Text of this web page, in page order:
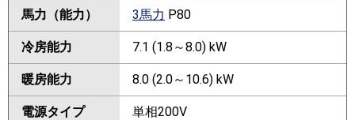
馬力（能力） 3馬力 P80
冷房能力 7.1 (1.8～8.0) kW
暖房能力 8.0 (2.0～10.6) kW
電源タイプ 単相200V